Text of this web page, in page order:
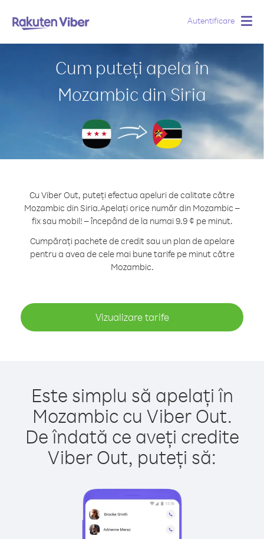
Autentificare
Cum puteți apela în
Mozambic din Siria
Cu Viber Out, puteți efectua apeluri de calitate către
Mozambic din Siria.Apelați orice număr din Mozambic –
fix sau mobil! – începând de la numai 9.9 ¢ pe minut.
Cumpărați pachete de credit sau un plan de apelare
pentru a avea de cele mai bune tarife pe minut către
Mozambic.
Vizualizare tarife
Este simplu să apelați în
Mozambic cu Viber Out.
De îndată ce aveți credite
Viber Out, puteți să: